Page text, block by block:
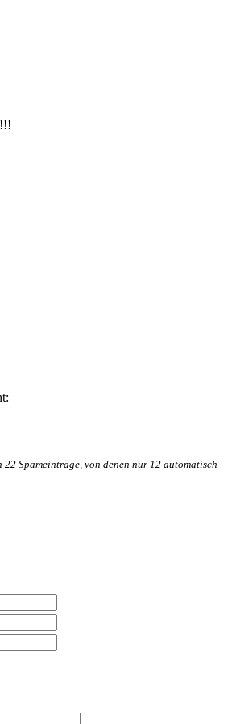
22 Spameinträge, von denen nur 12 automatisch